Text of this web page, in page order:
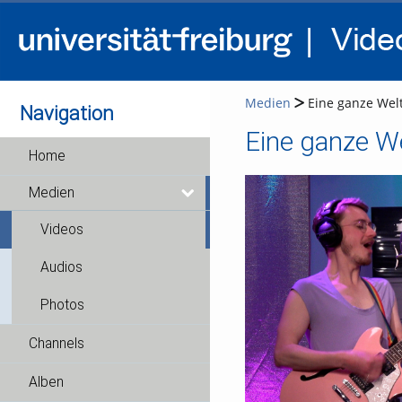
Navigation
Home
Medien
Videos
Audios
Photos
Channels
Alben
Medien Eine ganze
Eine ganze